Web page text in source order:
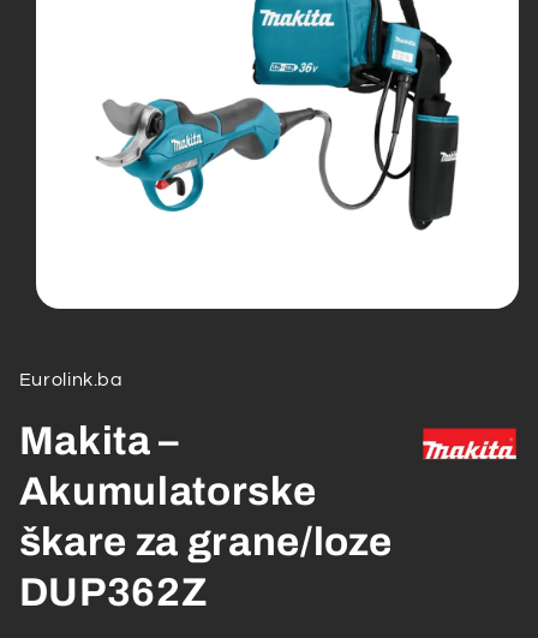
modal
Eurolink.ba
Makita –
Akumulatorske
škare za grane/loze
DUP362Z